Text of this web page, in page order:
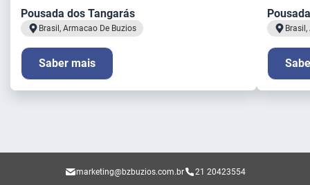
Pousada dos Tangarás
Brasil, Armacao De Buzios
Saber mais
marketing@bzbuzios.com.br 21 20423554